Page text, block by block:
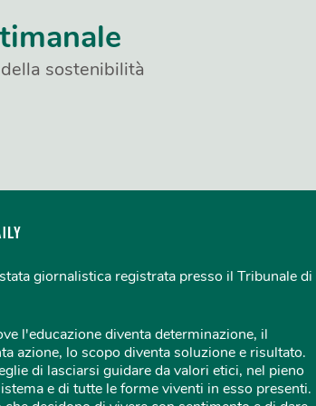
sostenibilità
giornalistica registrata presso il Tribunale di
l'educazione diventa determinazione, il
azione, lo scopo diventa soluzione e risultato.
di lasciarsi guidare da valori etici, nel pieno
e di tutte le forme viventi in esso presenti.